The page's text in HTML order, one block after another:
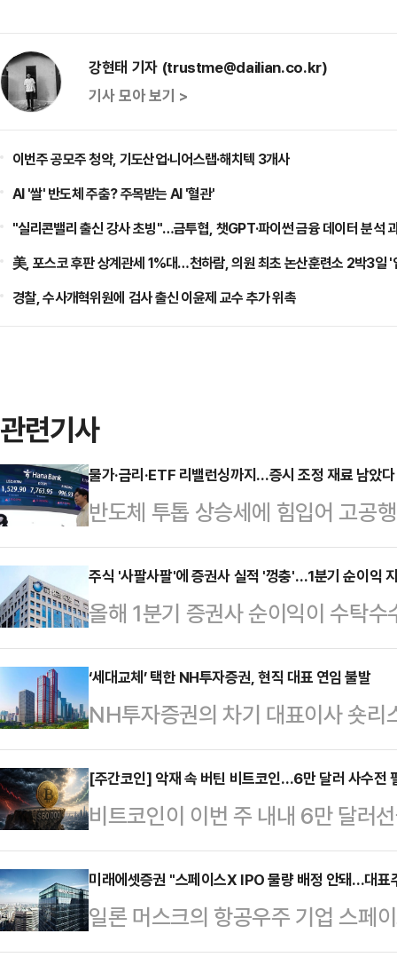
강현태 기자 (trustme@dailian.co.kr)
기사 모아 보기 >
이번주 공모주 청약, 기도산업·니어스랩·해치텍 3개사
AI '쌀' 반도체 주춤? 주목받는 AI '혈관'
"실리콘밸리 출신 강사 초빙"…금투협, 챗GPT·파이썬 금융 데이터 분석
美, 포스코 후판 상계관세 1%대…천하람, 의원 최초 논산훈련소 2박3일 '
경찰, 수사개혁위원에 검사 출신 이윤제 교수 추가 위촉
관련기사
물가·금리·ETF 리밸런싱까지…증시 조정 재료 남았다
반도체 투톱 상승세에 힘입어 고공
어갔다.중동전쟁 출구전략이 좀처
상장지수펀드(ETF) 리밸런싱이 맞
다는 관측이다.12일 한국거래소에
33.13포인트(0.43%) 오른
교전 수위를 높인 데다 미국증시에
는 장 초반 7400선을 내주기도 했
하락폭을 대거 …
주식 '사팔사팔'에 증권사 실적 '껑충'…1분기 순이익
올해 1분기 증권사 순이익이 수탁
보다 77.1% 증가한 것으로 파악됐
들의 매매 빈도가 높아지자 증권사
원이 12일 발표한 '2026년 1분기
올해 1분기 증권회사 전체 순이익
은 기간(2조4428억원)보다 1조
분기(1조8606억원)와 비교하면
자…
‘세대교체’ 택한 NH투자증권, 현직 대표 연임 불발
NH투자증권의 차기 대표이사 숏
운 대표가 제외되며 연임이 불발됐
미친 것으로 보인다.12일 금융투
천위원회(임추위)는 전날(11일) 서
후보 2명을 선정했다.당초 연임 가
지 못한 것으로 파악됐다.그동안
(WM) 부문에 새로운 인사가 오를
변이라는 평가다.임추위…
[주간코인] 악재 속 버틴 비트코인…6만 달러 사수전
비트코인이 이번 주 내내 6만 달러
물 비트코인 상장지수펀드(ETF)
논란, 스페이스X 기업공개(IPO)에
스크 등 각종 악재가 겹쳤지만 결
상자산 시황 플랫폼 코인게코에 따
미래에셋증권 "스페이스X IPO 물량 배정 안돼…대표
일론 머스크의 항공우주 기업 스페
에 나선 가운데 인수단으로 참여했